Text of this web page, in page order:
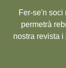
Fer-se'n soci
permetrà
nostra revista